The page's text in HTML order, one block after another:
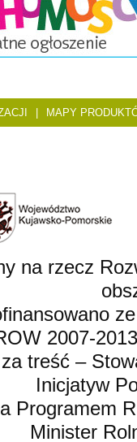
MAPY
na rzecz
2007-
treść –
Inicjatyw
Programem
Minister